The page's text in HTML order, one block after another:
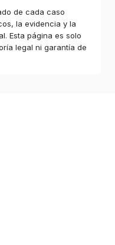
de cada caso
la evidencia y la
Esta página es solo
legal ni garantía de